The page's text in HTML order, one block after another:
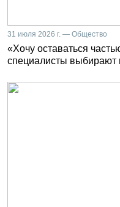
31 июля 2026 г. — Общество
«Хочу оставаться
специалисты выбирают